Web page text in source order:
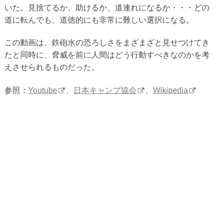
いた。見捨てるか、助けるか、道連れになるか・・・どの
道に転んでも、道徳的にも非常に難しい選択になる。
この動画は、鉄砲水の恐ろしさをまざまざと見せつけてき
たと同時に、脅威を前に人間はどう行動すべきなのかを考
えさせられるものだった。
参照： Youtube 日本キャンプ協会 、Wikipedia